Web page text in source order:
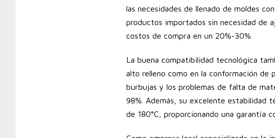
las necesidades de llenado de moldes
productos importados sin necesidad de
costos de compra en un 20%-30%.
La buena compatibilidad tecnológica
alto relleno como en la conformación
burbujas y los problemas de falta de
98%. Además, su excelente estabilidad
de 180°C, proporcionando una garantía